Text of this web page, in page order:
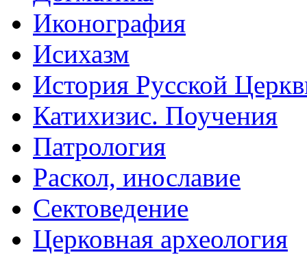
Иконография
Исихазм
История Русской
Катихизис. Поучения
Патрология
Раскол, инославие
Сектоведение
Церковная археология